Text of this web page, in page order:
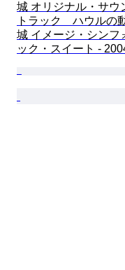
城 オリジナル・サウ
トラック　ハウルの
城 イメージ・シンフ
ック・スイート -